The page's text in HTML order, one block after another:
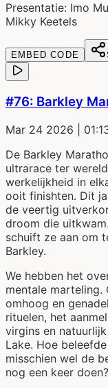
Presentatie: Imo
Mikky Keetels
EMBED CODE
#76: Barkley
Mar 24 2026 |
De Barkley
ultrarace ter
werkelijkheid in
ooit finishten. Dit
de veertig
droom die
schuift ze aan om
Barkley.
We hebben het
mentale marteling.
omhoog en
rituelen, het
virgins en
Lake. Hoe
misschien wel de
nog een keer doen?